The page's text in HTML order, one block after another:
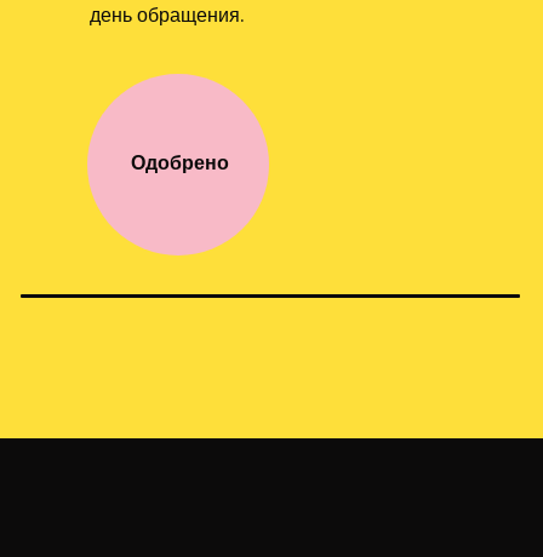
Одобрено
день обращения.